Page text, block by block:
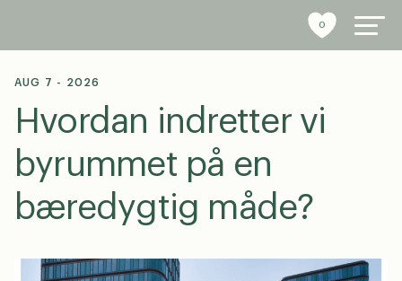
0
byrumsinventar
referencer
bæredygtighed
tools
AUG 7 - 2026
Hvordan indretter vi
byrummet på en
bæredygtig måde?